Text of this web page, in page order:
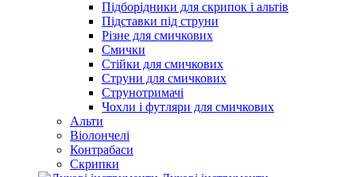
Підборiдники для скрипок і альтів
Підставки під струни
Різне для смичкових
Смички
Стійки для смичкових
Струни для смичкових
Струнотримачі
Чохли і футляри для смичкових
Альти
Віолончелі
Контрабаси
Скрипки